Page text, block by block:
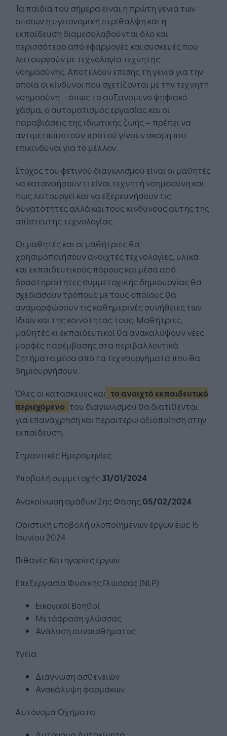
Τα παιδιά του σήμερα είναι η πρώτη γενιά των
οποίων η υγειονομική περίθαλψη και η
εκπαίδευση διαμεσολαβούνται όλο και
περισσότερο από εφαρμογές και συσκευές που
λειτουργούν με τεχνολογία τεχνητής
νοημοσύνης. Αποτελούν επίσης τη γενιά για την
οποία οι κίνδυνοι που σχετίζονται με την τεχνητή
νοημοσύνη – όπως το αυξανόμενο ψηφιακό
χάσμα, ο αυτοματισμός εργασίας και οι
παραβιάσεις της ιδιωτικής ζωής – πρέπει να
αντιμετωπιστούν προτού γίνουν ακόμη πιο
επικίνδυνοι για το μέλλον.
Στόχος του φετινού διαγωνισμού είναι οι μαθητές
να κατανοήσουν τι είναι τεχνητή νοημοσύνη και
πως λειτουργεί και να εξερευνήσουν τις
δυνατότητες αλλά και τους κινδύνους αυτής της
απίστευτης τεχνολογίας.
Οι μαθητές και οι μαθήτριες θα
χρησιμοποιήσουν ανοιχτές τεχνολογίες, υλικά
και εκπαιδευτικούς πόρους και μέσα από
δραστηριότητες συμμετοχικής δημιουργίας θα
σχεδιάσουν τρόπους με τους οποίους θα
αναμορφώσουν τις καθημερινές συνήθειες των
ίδιων και της κοινότητάς τους. Μαθήτριες,
μαθητές κι εκπαιδευτικοί θα ανακαλύψουν νέες
μορφές παρέμβασης στα περιβαλλοντικά
ζητήματα μέσα από τα τεχνουργήματα που θα
δημιουργήσουν.
Όλες οι κατασκευές και το ανοιχτό εκπαιδευτικό
περιεχόμενο του διαγωνισμού θα διατίθενται
για επανάχρηση και περαιτέρω αξιοποίηση στην
εκπαίδευση.
Σημαντικές Ημερομηνίες
Υποβολή συμμετοχής 31/01/2024
Ανακοίνωση ομάδων 2ης Φάσης 05/02/2024
Οριστική υποβολή υλοποιημένων έργων έως 15
Ιουνίου 2024
Πιθανές Κατηγορίες έργων
Επεξεργασία Φυσικής Γλώσσας (NLP)
Εικονικοί Βοηθοί
Μετάφραση γλώσσας
Ανάλυση συναισθήματος
Υγεία
Διάγνωση ασθενειών
Ανακάλυψη φαρμάκων
Αυτόνομα Οχήματα